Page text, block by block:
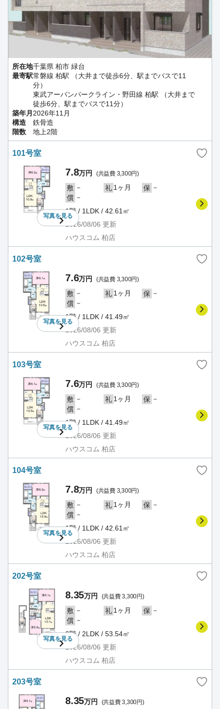
所在地千葉県 柏市 緑台
最寄駅常磐線 柏駅 （大井まで徒歩6分、駅までバスで11
分）
東武アーバンパークライン・野田線 柏駅 （大井まで
徒歩6分、駅までバスで11分）
築年月 2026年11月
構造
鉄骨造
階数
地上2階
101号室
写真を見る
7.8万円 (共益費 3,300円)
敷 － 礼 1ヶ月 保 －
償 －
1階 / 1LDK / 42.61㎡
2026/08/06 更新
ハウスコム 柏店
102号室
写真を見る
7.6万円 (共益費 3,300円)
敷 － 礼 1ヶ月 保 －
償 －
1階 / 1LDK / 41.49㎡
2026/08/06 更新
ハウスコム 柏店
103号室
写真を見る
7.6万円 (共益費 3,300円)
敷 － 礼 1ヶ月 保 －
償 －
1階 / 1LDK / 41.49㎡
2026/08/06 更新
ハウスコム 柏店
104号室
写真を見る
7.8万円 (共益費 3,300円)
敷 － 礼 1ヶ月 保 －
償 －
1階 / 1LDK / 42.61㎡
2026/08/06 更新
ハウスコム 柏店
202号室
写真を見る
8.35万円 (共益費 3,300円)
敷 － 礼 1ヶ月 保 －
償 －
2階 / 2LDK / 53.54㎡
2026/08/06 更新
ハウスコム 柏店
203号室
8.35万円 (共益費 3,300円)